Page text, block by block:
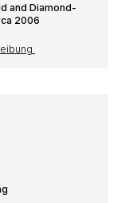
and Diamond-
2006